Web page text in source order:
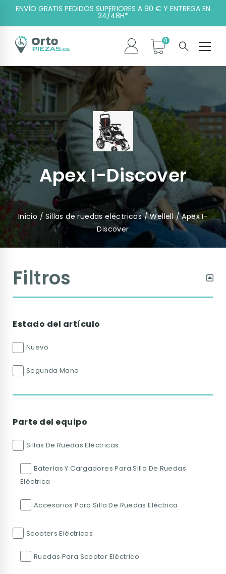
ENVÍO GRATIS PEDIDOS SUPERIORES A 90 € Y ENTREGA EN
24/48H*
Apex I-Discover
Inicio /Sillas de ruedas eléctricas/Wellell/ Apex I-
Discover
Filtros
Estado del artículo
Nuevo
Segunda Mano
Parte del equipo
Sillas De Ruedas Eléctricas
Baterías Y Cargadores Para Silla De Ruedas
Eléctrica
Accesorios Para Silla De Ruedas Eléctrica
Scooters Eléctricos
Ruedas Para Scooter Eléctrico